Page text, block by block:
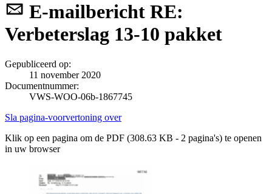
E-mailbericht RE:
Verbeterslag 13-10 pakket
Gepubliceerd op:
11 november 2020
Documentnummer:
VWS-WOO-06b-1867745
Sla pagina-voorvertoning over
Klik op een pagina om de PDF (308.63 KB - 2 pagina's) te openen
in uw browser